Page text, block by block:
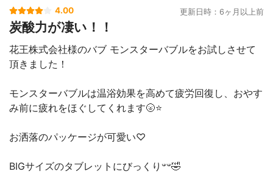
4.00 更新日時：6ヶ月以上前
炭酸力が凄い！！
花王株式会社様のバブ モンスターバブルをお試しさせて
頂きました！
モンスターバブルは温浴効果を高めて疲労回復し、おやす
み前に疲れをほぐしてくれます🌝⭐️
お洒落のパッケージが可愛い♡
BIGサイズのタブレットにびっくり‪𐤔𐤔‬🤣